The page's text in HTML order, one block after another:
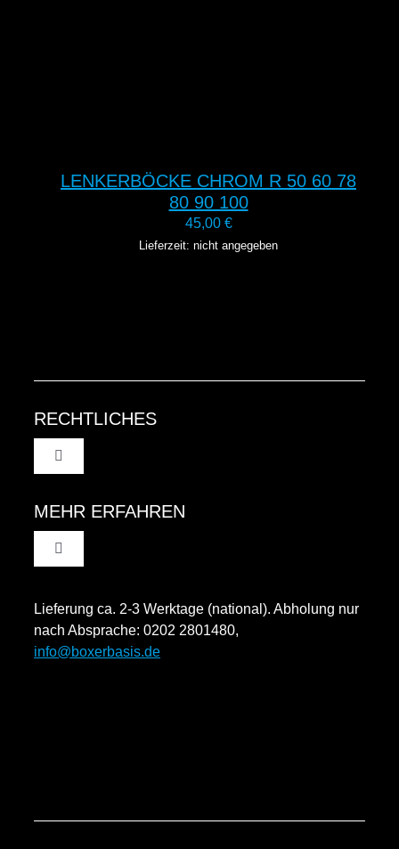
LENKERBÖCKE CHROM R 50 60 78
80 90 100
45,00 €
Lieferzeit: nicht angegeben
RECHTLICHES
Toggle
Navigation
AGB
Impressum
MEHR ERFAHREN
Toggle
Navigation
Zahlungsweisen
Lieferung ca. 2-3 Werktage (national). Abholung nur
nach Absprache: 0202 2801480,
info@boxerbasis.de